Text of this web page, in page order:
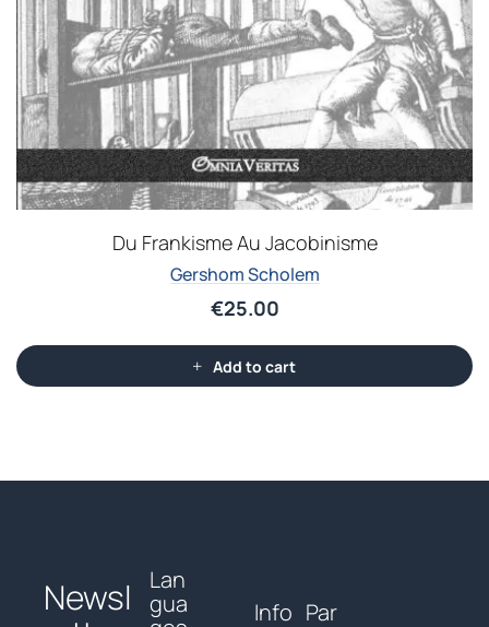
Du Frankisme Au Jacobinisme
Gershom Scholem
€25.00
Add to cart
Newsl
Lan
gua
Info Par